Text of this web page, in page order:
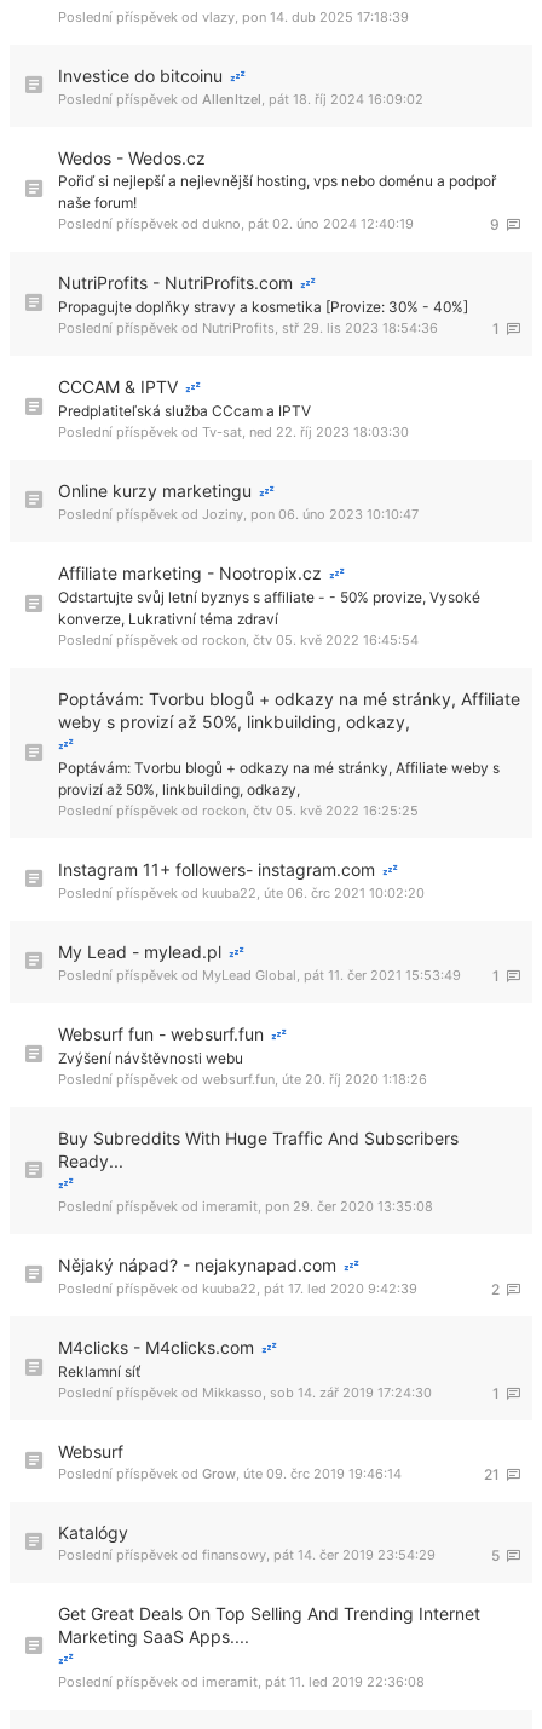
Poslední příspěvek od vlazy, pon 14. dub 2025 17:18:39
Investice do bitcoinu
Poslední příspěvek od AllenItzel, pát 18. říj 2024 16:09:02
Wedos - Wedos.cz
Pořiď si nejlepší a nejlevnější hosting, vps nebo doménu a podpoř
naše forum!
9
Poslední příspěvek od dukno, pát 02. úno 2024 12:40:19
NutriProfits - NutriProfits.com
Propagujte doplňky stravy a kosmetika [Provize: 30% - 40%]
1
Poslední příspěvek od NutriProfits, stř 29. lis 2023 18:54:36
CCCAM & IPTV
Predplatiteľská služba CCcam a IPTV
Poslední příspěvek od Tv-sat, ned 22. říj 2023 18:03:30
Online kurzy marketingu
Poslední příspěvek od Joziny, pon 06. úno 2023 10:10:47
Affiliate marketing - Nootropix.cz
Odstartujte svůj letní byznys s affiliate - - 50% provize, Vysoké
konverze, Lukrativní téma zdraví
Poslední příspěvek od rockon, čtv 05. kvě 2022 16:45:54
Poptávám: Tvorbu blogů + odkazy na mé stránky, Affiliate
weby s provizí až 50%, linkbuilding, odkazy,
Poptávám: Tvorbu blogů + odkazy na mé stránky, Affiliate weby s
provizí až 50%, linkbuilding, odkazy,
Poslední příspěvek od rockon, čtv 05. kvě 2022 16:25:25
Instagram 11+ followers- instagram.com
Poslední příspěvek od kuuba22, úte 06. črc 2021 10:02:20
My Lead - mylead.pl
1
Poslední příspěvek od MyLead Global, pát 11. čer 2021 15:53:49
Websurf fun - websurf.fun
Zvýšení návštěvnosti webu
Poslední příspěvek od websurf.fun, úte 20. říj 2020 1:18:26
Buy Subreddits With Huge Traffic And Subscribers
Ready...
Poslední příspěvek od imeramit, pon 29. čer 2020 13:35:08
Nějaký nápad? - nejakynapad.com
2
Poslední příspěvek od kuuba22, pát 17. led 2020 9:42:39
M4clicks - M4clicks.com
Reklamní síť
1
Poslední příspěvek od Mikkasso, sob 14. zář 2019 17:24:30
Websurf
21
Poslední příspěvek od Grow, úte 09. črc 2019 19:46:14
Katalógy
5
Poslední příspěvek od finansowy, pát 14. čer 2019 23:54:29
Get Great Deals On Top Selling And Trending Internet
Marketing SaaS Apps....
Poslední příspěvek od imeramit, pát 11. led 2019 22:36:08